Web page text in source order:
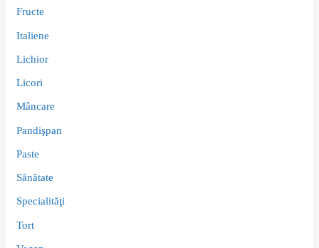
Fructe
Italiene
Lichior
Licori
Mâncare
Pandişpan
Paste
Sănătate
Specialităţi
Tort